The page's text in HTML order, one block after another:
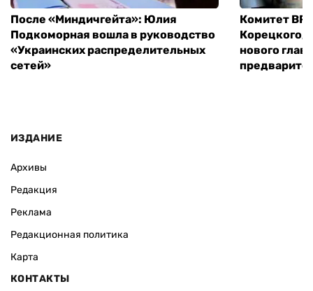
После «Миндичгейта»: Юлия
Подкоморная вошла в руководство
«Украинских распределительных
сетей»
Комитет ВР
Корецкого,
нового
ИЗДАНИЕ
Архивы
Редакция
Реклама
Редакционная политика
Карта
КОНТАКТЫ